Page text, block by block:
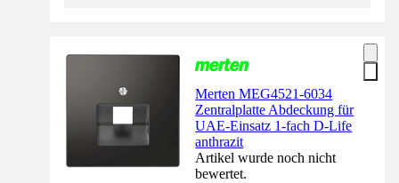
Merten MEG4521-6034
Zentralplatte Abdeckung für
UAE-Einsatz 1-fach D-Life
anthrazit
Artikel wurde noch nicht
bewertet.